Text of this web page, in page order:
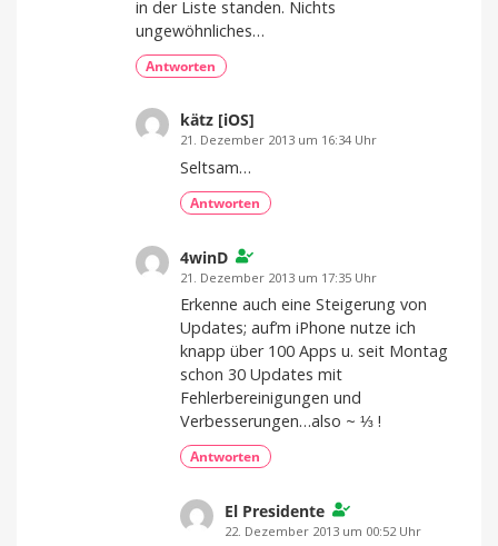
in der Liste standen. Nichts
ungewöhnliches…
Antworten
kätz [iOS]
21. Dezember 2013 um 16:34 Uhr
Seltsam…
Antworten
4winD
21. Dezember 2013 um 17:35 Uhr
Erkenne auch eine Steigerung von
Updates; auf’m iPhone nutze ich
knapp über 100 Apps u. seit Montag
schon 30 Updates mit
Fehlerbereinigungen und
Verbesserungen…also ~ ⅓ !
Antworten
El Presidente
22. Dezember 2013 um 00:52 Uhr